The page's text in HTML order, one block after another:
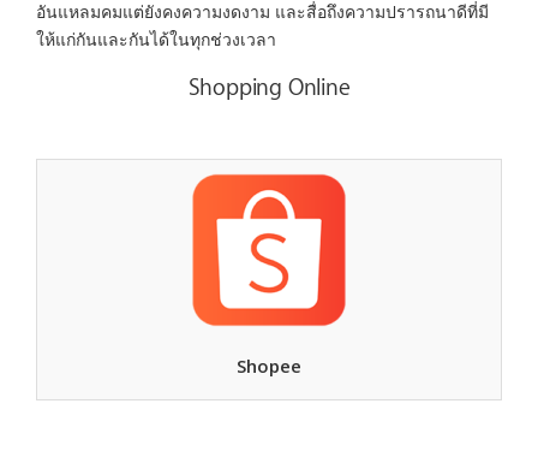
อันแหลมคมแต่ยังคงความงดงาม และสื่อถึงความปรารถนาดีที่มี
ให้แก่กันและกันได้ในทุกช่วงเวลา
Shopping Online
Shopee